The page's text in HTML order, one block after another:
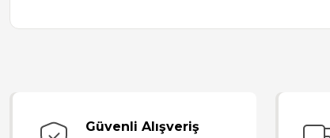
Güvenli Alışveriş